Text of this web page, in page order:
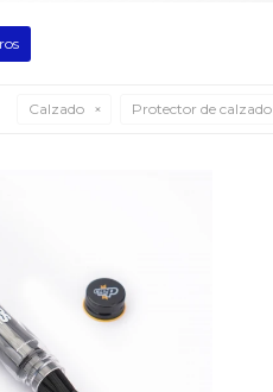
Calzado Protector de calzado